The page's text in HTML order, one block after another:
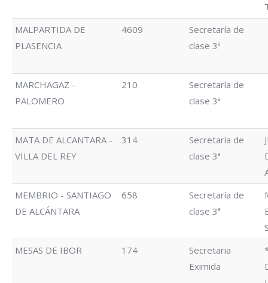
MALPARTIDA DE
PLASENCIA
4609
Secretaría de
clase 3ª
MARCHAGAZ -
PALOMERO
210
Secretaría de
clase 3ª
MATA DE ALCANTARA -
VILLA DEL REY
314
Secretaría de
clase 3ª
MEMBRIO - SANTIAGO
DE ALCÁNTARA
658
Secretaría de
clase 3ª
MESAS DE IBOR
174
Secretaria
Eximida